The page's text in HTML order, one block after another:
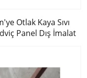
Otlak Kaya Sıvı
Panel Dış İmalat